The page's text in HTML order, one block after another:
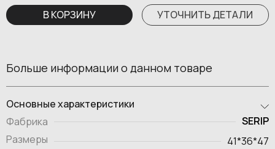
В КОРЗИНУ УТОЧНИТЬ ДЕТАЛИ
Больше информации о данном товаре
Основные характеристики
Фабрика
SERIP
Размеры 41*36*47